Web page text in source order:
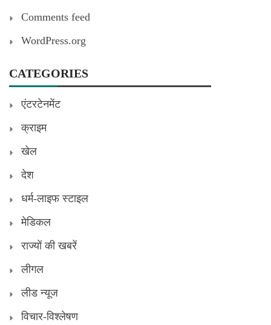
Comments feed
WordPress.org
CATEGORIES
एंटरटेनमेंट
क्राइम
खेल
देश
धर्म-लाइफ स्टाइल
मेडिकल
राज्यों की खबरें
लीगल
लीड न्यूज
विचार-विश्लेषण